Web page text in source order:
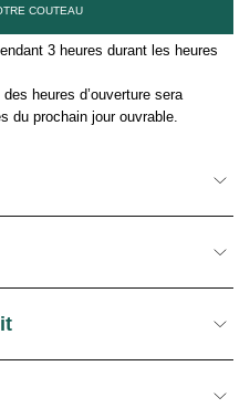
COUTEAU
3 heures durant les heures
heures d’ouverture sera
du prochain jour ouvrable.